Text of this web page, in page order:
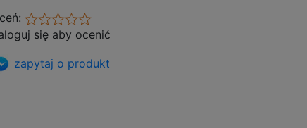
się aby ocenić
zapytaj o produkt